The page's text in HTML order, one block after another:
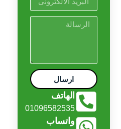
ارسال
الهاتف
01096582535
واتساب